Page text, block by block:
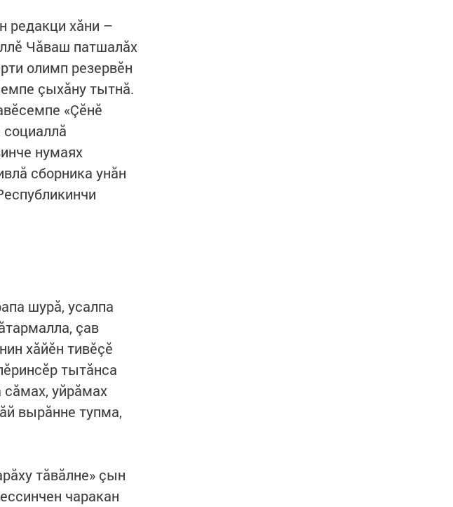
редакци хăни –
Чăваш патшалăх
олимп резервӗн
çыхăну тытнă.
«Çӗнӗ
социаллă
нумаях
сборника унăн
шурă, усалпа
çав
хăйӗн тивӗçӗ
тытăнса
уйрăмах
вырăнне тупма,
тăвăлне» çын
чаракан